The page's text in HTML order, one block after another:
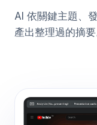
AI 依關鍵主題、
產出整理過的摘要